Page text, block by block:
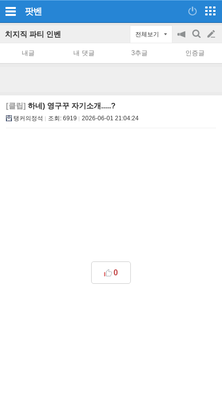
팟벤
치지직 파티 인벤 전체보기
공
on/off
검
색
글
쓰
내글 내 댓글 3추글 인증글
[클립] 하네) 영구꾸 자기소개.....?
탱커의정석 조회: 6919 2026-06-01 21:04:24
0